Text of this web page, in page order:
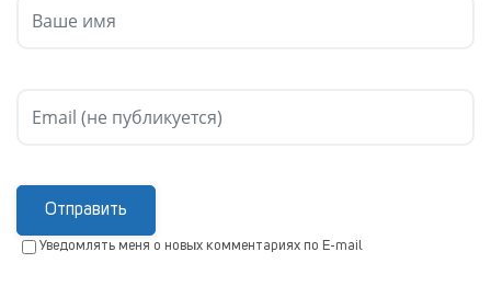
Отправить
Уведомлять меня о новых комментариях по E-mail